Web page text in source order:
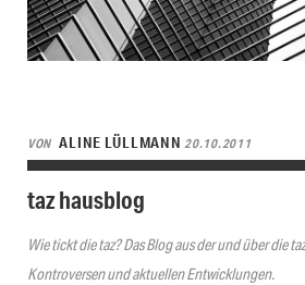
VON ALINE LÜLLMANN 20.10.2011
taz hausblog
Wie tickt die taz? Das Blog aus der und über die
Kontroversen und aktuellen Entwicklungen.